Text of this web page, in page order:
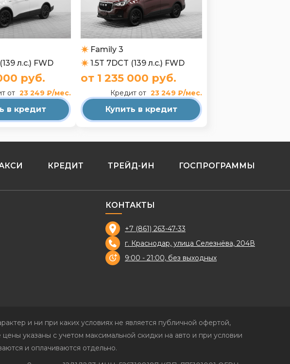
л.с.) FWD
руб.
от 23 249 ₽/мес.
в кредит
Family 3
1.5T 7DCT (139 л.с.) FWD
от 1 235 000 руб.
Кредит от 23 249 ₽/мес.
Купить в кредит
КРЕДИТ ТРЕЙД-ИН ГОСПРОГРАММЫ
КОНТАКТЫ
+7 (861) 263-47-33
г. Краснодар, улица Селезнёва, 204В
9:00 - 21:00, без выходных
и ни при каких условиях не является публичной офертой,
указаны с учетом максимальной скидки на авто и при условии
и оплачиваются отдельно.